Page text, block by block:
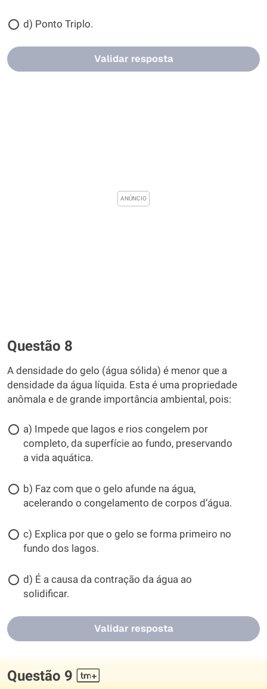
d) Ponto Triplo.
Validar resposta
Questão 8
A densidade do gelo (água sólida) é menor que a
densidade da água líquida. Esta é uma propriedade
anômala e de grande importância ambiental, pois:
a) Impede que lagos e rios congelem por
completo, da superfície ao fundo, preservando
a vida aquática.
b) Faz com que o gelo afunde na água,
acelerando o congelamento de corpos dʼágua.
c) Explica por que o gelo se forma primeiro no
fundo dos lagos.
d) É a causa da contração da água ao
solidificar.
Validar resposta
Questão 9